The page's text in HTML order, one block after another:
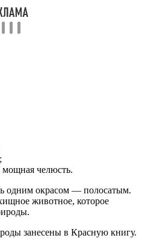
мощная челюсть.
одним окрасом — полосатым.
животное, которое
занесены в Красную книгу.